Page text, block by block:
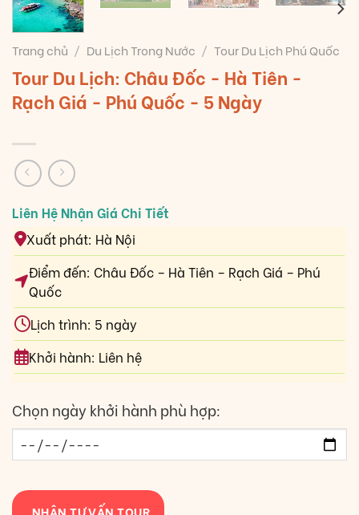
Trang chủ / Du Lịch Trong Nước / Tour Du Lịch Phú Quốc
Tour Du Lịch: Châu Đốc - Hà Tiên -
Rạch Giá - Phú Quốc - 5 Ngày
Xuất phát: Hà Nội
Điểm đến: Châu Đốc – Hà Tiên – Rạch Giá – Phú
Quốc
Lịch trình: 5 ngày
Khởi hành: Liên hệ
Chọn ngày khởi hành phù hợp:
NHẬN TƯ VẤN TOUR